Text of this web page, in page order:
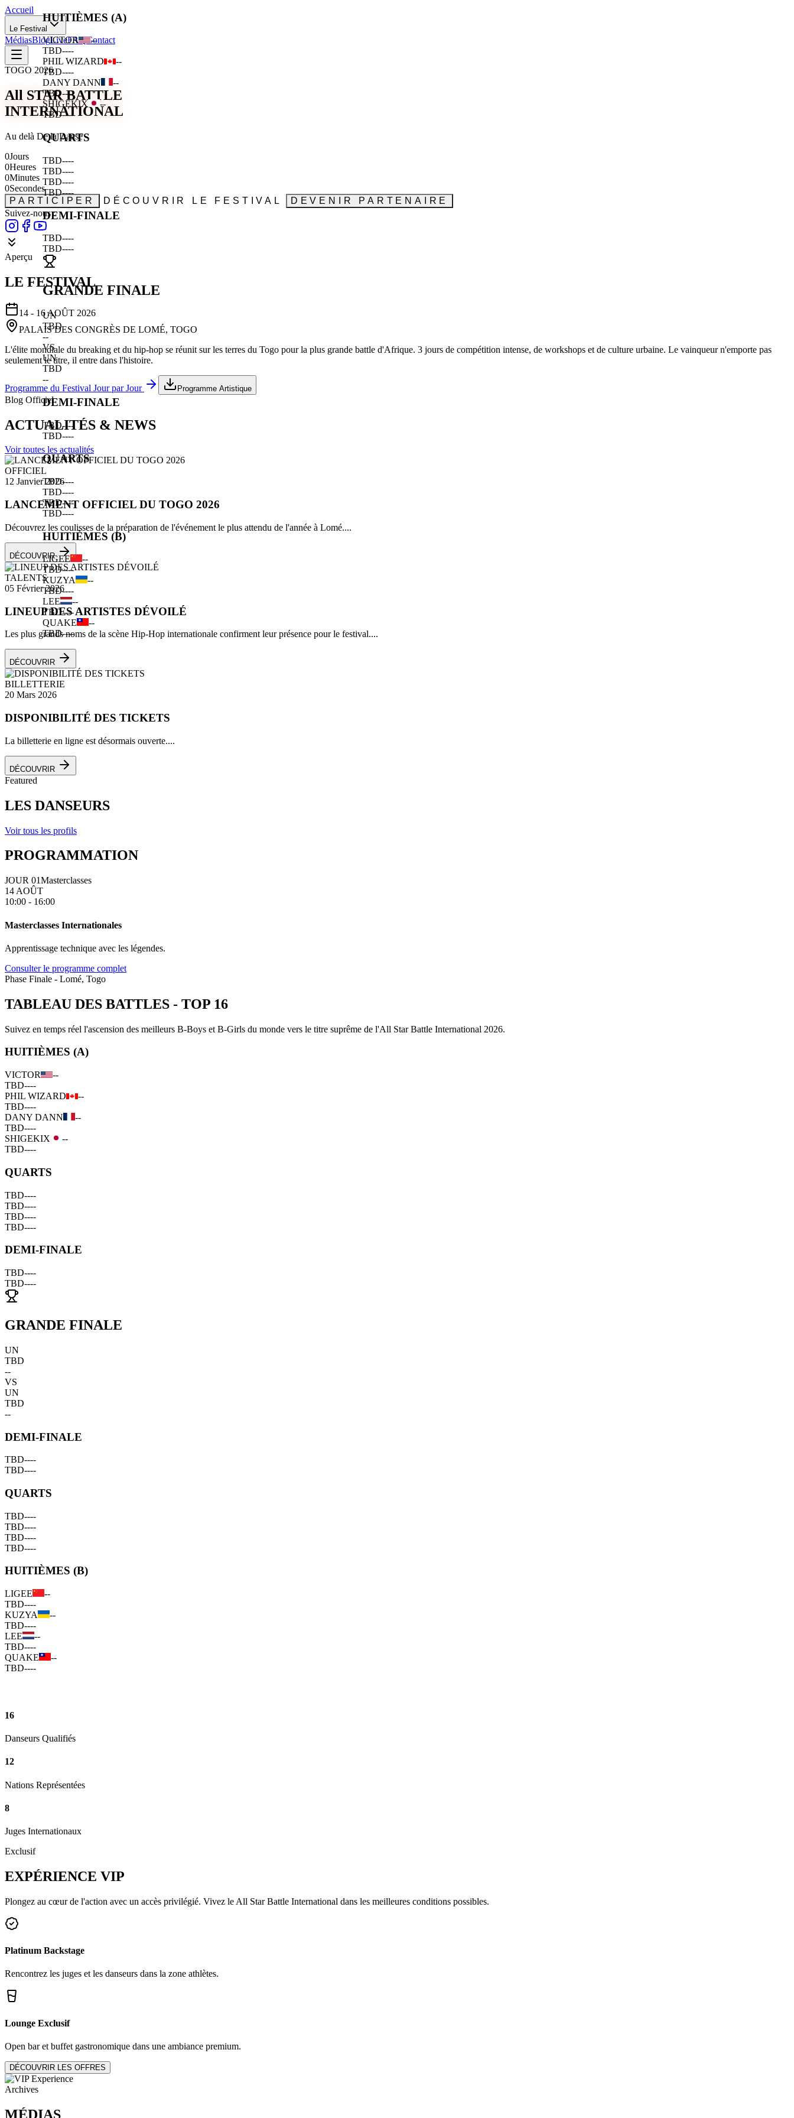
Accueil
Le Festival
MédiasBlogLiveFAQContact
TOGO 2026
All STAR BATTLE
INTERNATIONAL
Au delà De la Danse
0Jours
0Heures
0Minutes
0Secondes
PARTICIPER
DÉCOUVRIR LE FESTIVAL
DEVENIR PARTENAIRE
Suivez-nous :
Aperçu
LE FESTIVAL
14 - 16 AOÛT 2026
PALAIS DES CONGRÈS DE LOMÉ, TOGO
L'élite mondiale du breaking et du hip-hop se réunit sur les terres du Togo pour la plus grande battle d'Afrique. 3 jours de compétition intense, de workshops et de culture urbaine. Le vainqueur n'emporte pas
seulement le titre, il entre dans l'histoire.
Programme du Festival Jour par Jour Programme Artistique
Blog Officiel
ACTUALITÉS & NEWS
Voir toutes les actualités
OFFICIEL
12 Janvier 2026
LANCEMENT OFFICIEL DU TOGO 2026
Découvrez les coulisses de la préparation de l'événement le plus attendu de l'année à Lomé....
DÉCOUVRIR
TALENTS
05 Février 2026
LINEUP DES ARTISTES DÉVOILÉ
Les plus grands noms de la scène Hip-Hop internationale confirment leur présence pour le festival....
DÉCOUVRIR
BILLETTERIE
20 Mars 2026
DISPONIBILITÉ DES TICKETS
La billetterie en ligne est désormais ouverte....
DÉCOUVRIR
Featured
LES DANSEURS
Voir tous les profils
PROGRAMMATION
JOUR 01Masterclasses
14 AOÛT
10:00 - 16:00
Masterclasses Internationales
Apprentissage technique avec les légendes.
Consulter le programme complet
Phase Finale - Lomé, Togo
TABLEAU DES BATTLES - TOP 16
Suivez en temps réel l'ascension des meilleurs B-Boys et B-Girls du monde vers le titre suprême de l'All Star Battle International 2026.
HUITIÈMES (A)
VICTOR
--
TBD----
PHIL WIZARD
--
TBD----
DANY DANN
--
TBD----
SHIGEKIX
--
TBD----
QUARTS
TBD----
TBD----
TBD----
TBD----
DEMI-FINALE
TBD----
TBD----
GRANDE FINALE
UN
TBD
--
VS
UN
TBD
--
DEMI-FINALE
TBD----
TBD----
QUARTS
TBD----
TBD----
TBD----
TBD----
HUITIÈMES (B)
LIGEE
--
TBD----
KUZYA
--
TBD----
LEE
--
TBD----
QUAKE
--
TBD----
HUITIÈMES (A)
VICTOR
--
TBD----
PHIL WIZARD
--
TBD----
DANY DANN
--
TBD----
SHIGEKIX
--
TBD----
QUARTS
TBD----
TBD----
TBD----
TBD----
DEMI-FINALE
TBD----
TBD----
GRANDE FINALE
UN
TBD
--
VS
UN
TBD
--
DEMI-FINALE
TBD----
TBD----
QUARTS
TBD----
TBD----
TBD----
TBD----
HUITIÈMES (B)
LIGEE
--
TBD----
KUZYA
--
TBD----
LEE
--
TBD----
QUAKE
--
TBD----
16
Danseurs Qualifiés
12
Nations Représentées
8
Juges Internationaux
Exclusif
EXPÉRIENCE VIP
Plongez au cœur de l'action avec un accès privilégié. Vivez le All Star Battle International dans les meilleures conditions possibles.
Platinum Backstage
Rencontrez les juges et les danseurs dans la zone athlètes.
Lounge Exclusif
Open bar et buffet gastronomique dans une ambiance premium.
DÉCOUVRIR LES OFFRES
Archives
MÉDIAS